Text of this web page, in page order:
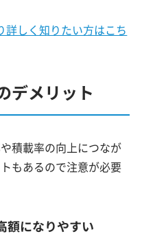
しく知りたい方はこち
デメリット
積載率の向上につなが
もあるので注意が必要
額になりやすい